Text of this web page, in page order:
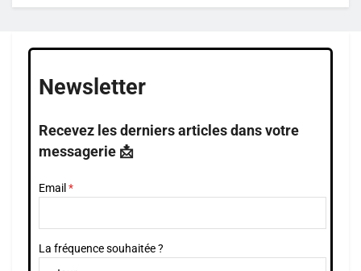
Newsletter
Recevez les derniers articles dans votre
messagerie 📩
Email
La fréquence souhaitée ?